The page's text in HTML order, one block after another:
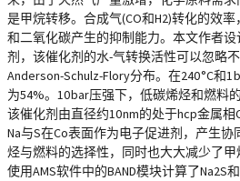
是甲烷转移。合成气(CO和H2)转化的效
和二氧化碳产生的抑制能力。本文作者设
剂，该催化剂的水-气转换活性可以忽略
Anderson-Schulz-Flory分布。在240 °C和
为54%。10 bar压强下，低碳烯烃和燃料
该催化剂由直径约10 nm的处于hcp金属
Na与S在Co表面作为电子促进剂，产生
烃与燃料的选择性，同时也大大减少了
使用AMS软件中的BAND模块计算了Na2S